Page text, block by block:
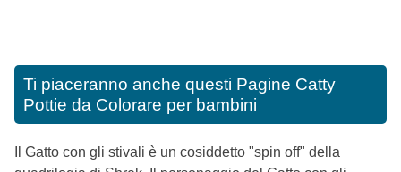
Ti piaceranno anche questi Pagine Catty
Pottie da Colorare per bambini
Il Gatto con gli stivali è un cosiddetto "spin off" della